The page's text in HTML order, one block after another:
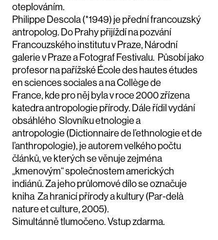
oteplováním.
Philippe Descola (*1949) je přední francouzský
antropolog. Do Prahy přijíždí na pozvání
Francouzského institutu v Praze, Národní
galerie v Praze a Fotograf Festivalu. Působí jako
profesor na pařížské École des hautes études
en sciences sociales a naCollège de
France, kde pro něj byla v roce 2000 zřízena
katedra antropologie přírody. Dále řídil vydání
obsáhlého Slovníku etnologie a
antropologie ( Dictionnaire de l’ethnologie et de
l’anthropologie), je autorem velkého počtu
článků, ve kterých se věnuje zejména
„kmenovým“ společnostem amerických
indiánů. Za jeho průlomové dílo se označuje
kniha Za hranicí přírody a kultury (Par-delà
nature et culture, 2005).
Simultánně tlumočeno. Vstup zdarma.